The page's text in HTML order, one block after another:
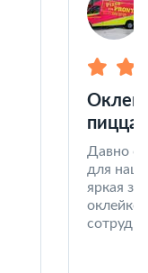
пицца
Давно
для
яркая
оклейке